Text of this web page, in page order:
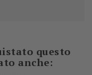
questo
anche: